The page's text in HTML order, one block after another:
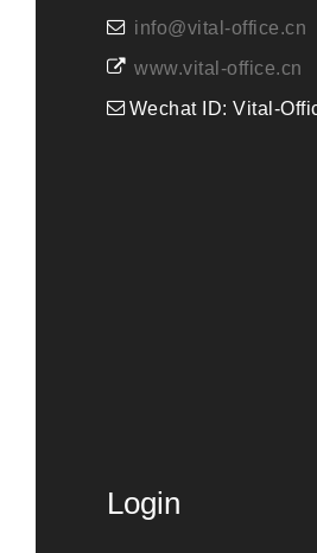
info@vital-office.cn
www.vital-office.cn
Wechat ID: Vital-
Login